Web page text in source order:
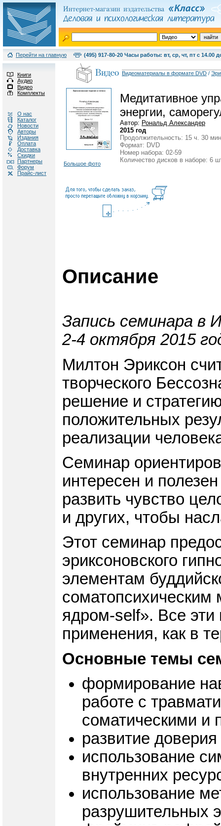
Перейти на главную (495) 917-80-20 Часы работы: вт, ср, чт, пт с 14.00
Книги
Аудио
Видео
Комплекты
О нас
Каталог
Новости
Авторы
Издания
Оплата
Доставка
Скидки
Партнеры
Форум
Прайс-лист
Видеоматериалы в формате DVD /
Большое фото
Медитативное
энергии,
Автор: Рональд Александер
2015 год
Продолжительность: 15 ч. 30
Формат: DVD
Номер набора: 02-59
Количество дисков в наборе: 6
Описание
Запись семинара в
2-4 октября 2015
Милтон Эриксон
творческого
решение и
положительных
реализации
Семинар
интересен и
развить чувство
и других, чтобы
Этот семинар
эриксоновского
элементам
соматопсихическим
ядром-self». Все эти
применения, как в
Основные темы
формирование
работе с
соматическими и
развитие
использование
внутренних
использование
разрушительных